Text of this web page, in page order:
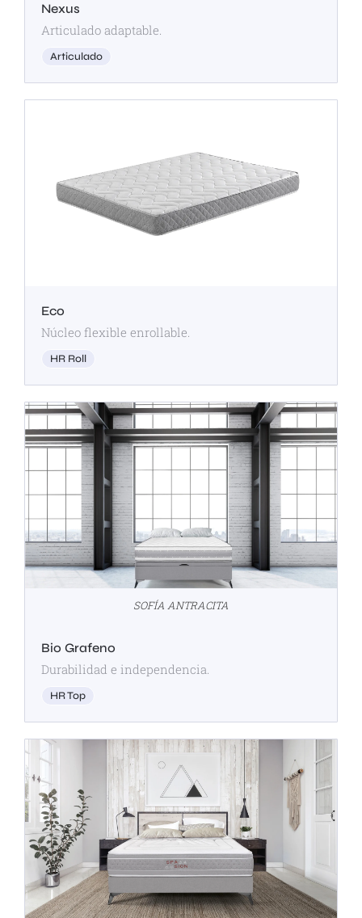
Nexus
Articulado adaptable.
Articulado
Eco
Núcleo flexible enrollable.
HR Roll
SOFÍA ANTRACITA
Bio Grafeno
Durabilidad e independencia.
HR Top